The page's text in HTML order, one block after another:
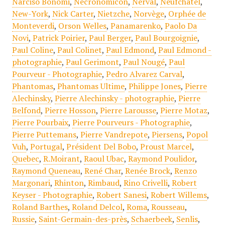
New-York, Nick Carter, Nietzche, Norvège, Orphée de
Monteverdi, Orson Welles, Panamarenko, Paolo Da
Novi, Patrick Poirier, Paul Berger, Paul Bourgoignie,
Paul Coline, Paul Colinet, Paul Edmond, Paul Edmond -
photographie, Paul Gerimont, Paul Nougé, Paul
Pourveur - Photographie, Pedro Alvarez Carval,
Phantomas, Phantomas Ultime, Philippe Jones, Pierre
Alechinsky, Pierre Alechinsky - photographie, Pierre
Belfond, Pierre Hosson, Pierre Larousse, Pierre Motaz,
Pierre Pourbaix, Pierre Pourveurs - Photographie,
Pierre Puttemans, Pierre Vandrepote, Piersens, Popol
Vuh, Portugal, Président Del Bobo, Proust Marcel,
Quebec, R.Moirant, Raoul Ubac, Raymond Poulidor,
Raymond Queneau, René Char, Renée Brock, Renzo
Margonari, Rhinton, Rimbaud, Rino Crivelli, Robert
Keyser - Photographie, Robert Sanesi, Robert Willems,
Roland Barthes, Roland Delcol, Roma, Rousseau,
Russie, Saint-Germain-des-près, Schaerbeek, Senlis,